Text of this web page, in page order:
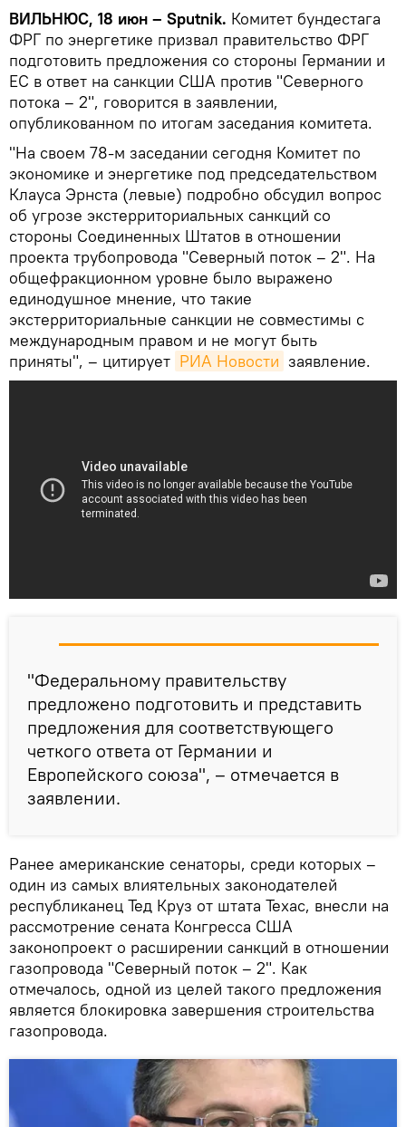
ВИЛЬНЮС, 18 июн – Sputnik. Комитет бундестага
ФРГ по энергетике призвал правительство ФРГ
подготовить предложения со стороны Германии и
ЕС в ответ на санкции США против "Северного
потока – 2", говорится в заявлении,
опубликованном по итогам заседания комитета.
"На своем 78-м заседании сегодня Комитет по
экономике и энергетике под председательством
Клауса Эрнста (левые) подробно обсудил вопрос
об угрозе экстерриториальных санкций со
стороны Соединенных Штатов в отношении
проекта трубопровода "Северный поток – 2". На
общефракционном уровне было выражено
единодушное мнение, что такие
экстерриториальные санкции не совместимы с
международным правом и не могут быть
приняты", – цитирует РИА Новости заявление.
"Федеральному правительству
предложено подготовить и представить
предложения для соответствующего
четкого ответа от Германии и
Европейского союза", – отмечается в
заявлении.
Ранее американские сенаторы, среди которых –
один из самых влиятельных законодателей
республиканец Тед Круз от штата Техас, внесли на
рассмотрение сената Конгресса США
законопроект о расширении санкций в отношении
газопровода "Северный поток – 2". Как
отмечалось, одной из целей такого предложения
является блокировка завершения строительства
газопровода.